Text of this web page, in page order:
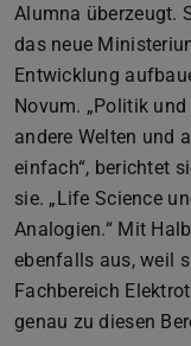
Alumna überzeugt.
das neue
Entwicklung
Novum. „Politik
andere Welten und
einfach“, berichtet
sie. „Life Science
Analogien.“ Mit
ebenfalls aus, weil
Fachbereich
genau zu diesen